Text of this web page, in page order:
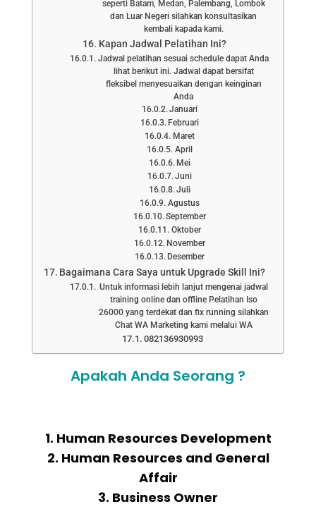
seperti Batam, Medan, Palembang, Lombok
dan Luar Negeri silahkan konsultasikan
kembali kapada kami.
Kapan Jadwal Pelatihan Ini?
Jadwal pelatihan sesuai schedule dapat Anda
lihat berikut ini. Jadwal dapat bersifat
fleksibel menyesuaikan dengan keinginan
Anda
Januari
Februari
Maret
April
Mei
Juni
Juli
Agustus
September
Oktober
November
Desember
Bagaimana Cara Saya untuk Upgrade Skill Ini?
Untuk informasi lebih lanjut mengenai jadwal
training online dan offline Pelatihan Iso
26000 yang terdekat dan fix running silahkan
Chat WA Marketing kami melalui WA
082136930993
Apakah Anda Seorang ?
1. Human Resources Development
2. Human Resources and General
Affair
3. Business Owner